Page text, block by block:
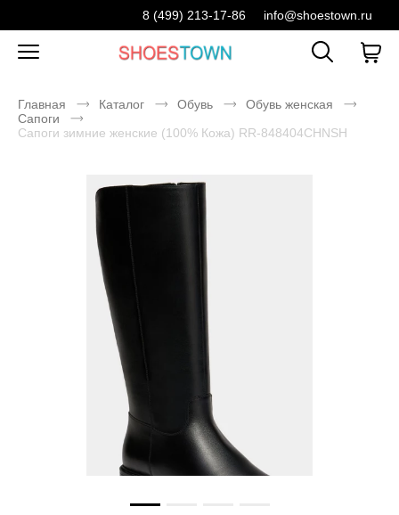
8 (499) 213-17-86 info@shoestown.ru
Главная Каталог Обувь
Обувь женская
Сапоги
Сапоги зимние женские (100% Кожа) RR-848404CHNSH